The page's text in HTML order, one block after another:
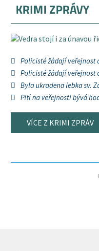
KRIMI ZPRÁVY
Policisté žádají veřejnost
Policisté žádají veřejnost
Byla ukradena lebka sv.
Pití na veřejnosti bývá
VÍCE Z KRIMI ZPRÁV